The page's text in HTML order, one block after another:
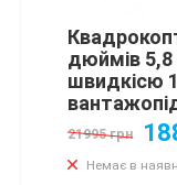
дюймів 5,8
швидкісю
21995 грн
Немає в